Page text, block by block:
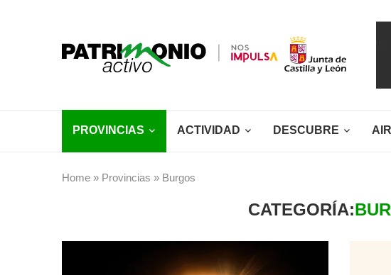
PROVINCIAS ACTIVIDAD DESCUBRE
Home » Provincias » Burgos
CATEGORÍA: